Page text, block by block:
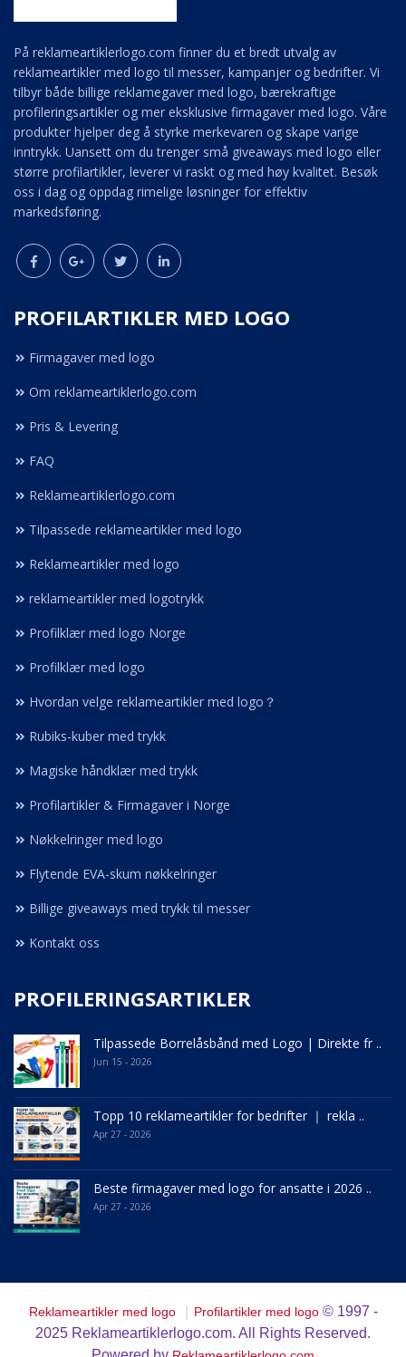
På reklameartiklerlogo.com finner du et bredt utvalg av
reklameartikler med logo til messer, kampanjer og bedrifter. Vi
tilbyr både billige reklamegaver med logo, bærekraftige
profileringsartikler og mer eksklusive firmagaver med logo. Våre
produkter hjelper deg å styrke merkevaren og skape varige
inntrykk. Uansett om du trenger små giveaways med logo eller
større profilartikler, leverer vi raskt og med høy kvalitet. Besøk
oss i dag og oppdag rimelige løsninger for effektiv
markedsføring.
PROFILARTIKLER MED LOGO
Firmagaver med logo
Om reklameartiklerlogo.com
Pris & Levering
FAQ
Reklameartiklerlogo.com
Tilpassede reklameartikler med logo
Reklameartikler med logo
reklameartikler med logotrykk
Profilklær med logo Norge
Profilklær med logo
Hvordan velge reklameartikler med logo？
Rubiks-kuber med trykk
Magiske håndklær med trykk
Profilartikler & Firmagaver i Norge
Nøkkelringer med logo
Flytende EVA-skum nøkkelringer
Billige giveaways med trykk til messer
Kontakt oss
PROFILERINGSARTIKLER
Tilpassede Borrelåsbånd med Logo | Direkte fr ..
Jun 15 - 2026
Topp 10 reklameartikler for bedrifter ｜ rekla ..
Apr 27 - 2026
Beste firmagaver med logo for ansatte i 2026 ..
Apr 27 - 2026
Reklameartikler med logo｜ Profilartikler med logo © 1997 -
2025 Reklameartiklerlogo.com. All Rights Reserved.